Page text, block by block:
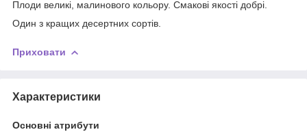
Плоди великі, малинового кольору. Смакові якості добрі.
Один з кращих десертних сортів.
Приховати
Характеристики
Основні атрибути